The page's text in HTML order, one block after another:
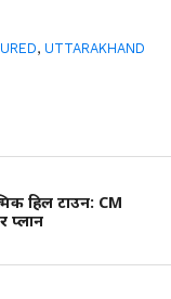
, UTTARAKHAND
हिल टाउन: CM
प्लान